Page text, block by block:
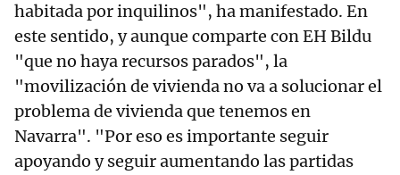
habitada por inquilinos", ha manifestado. En
este sentido, y aunque comparte con EH Bildu
"que no haya recursos parados", la
"movilización de vivienda no va a solucionar el
problema de vivienda que tenemos en
Navarra". "Por eso es importante seguir
apoyando y seguir aumentando las partidas